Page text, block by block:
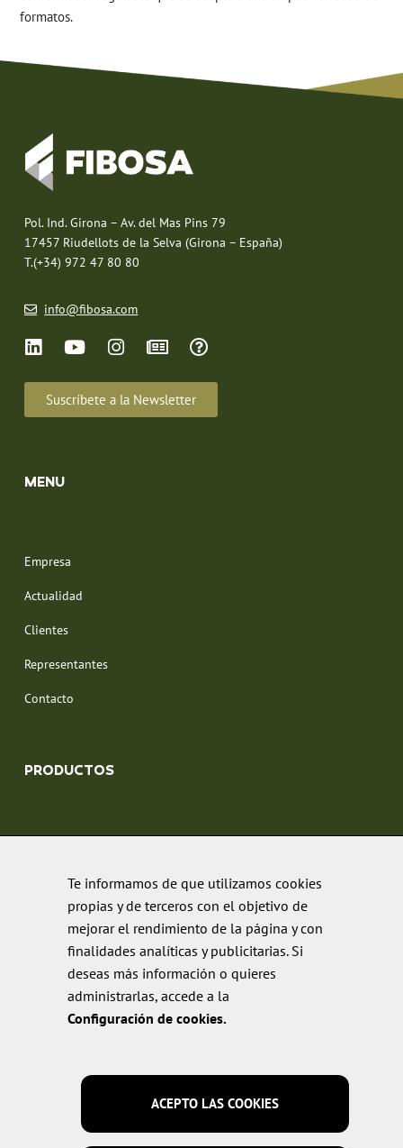
formatos.
Pol. Ind. Girona – Av. del Mas Pins 79
17457 Riudellots de la Selva (Girona – España)
T.(+34) 972 47 80 80
info@fibosa.com
Suscríbete a la Newsletter
MENU
Empresa
Actualidad
Clientes
Representantes
Contacto
PRODUCTOS
Elaboración de queso prensado
Elaboración de quesos frescos y blandos
Tratamiento y maduración de queso
Porcionado y envasado
Procesados lácteos
Te informamos de que utilizamos cookies
propias y de terceros con el objetivo de
mejorar el rendimiento de la página y con
finalidades analíticas y publicitarias. Si
deseas más información o quieres
administrarlas, accede a la
Configuración de cookies.
ACEPTO LAS COOKIES